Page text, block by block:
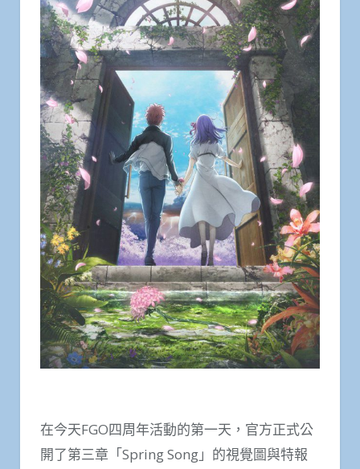
在今天FGO四周年活動的第一天，官方正式公
開了第三章「Spring Song」的視覺圖與特報